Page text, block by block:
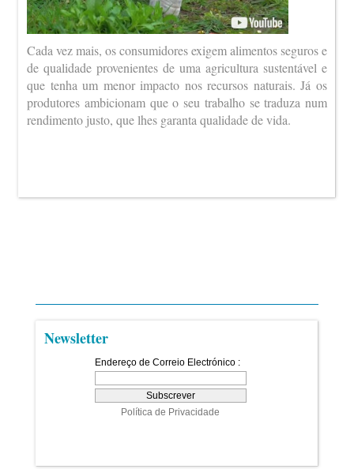
Cada vez mais, os consumidores exigem alimentos seguros e
de qualidade provenientes de uma agricultura sustentável e
que tenha um menor impacto nos recursos naturais. Já os
produtores ambicionam que o seu trabalho se traduza num
rendimento justo, que lhes garanta qualidade de vida.
Newsletter